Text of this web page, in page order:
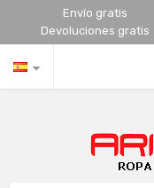
Envío gratis
Devoluciones gratis